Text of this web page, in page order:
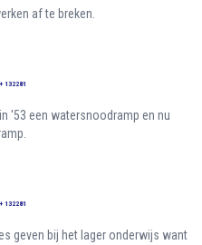
af te breken.
+ 132281
'53 een watersnoodramp en nu
+ 132281
geven bij het lager onderwijs want